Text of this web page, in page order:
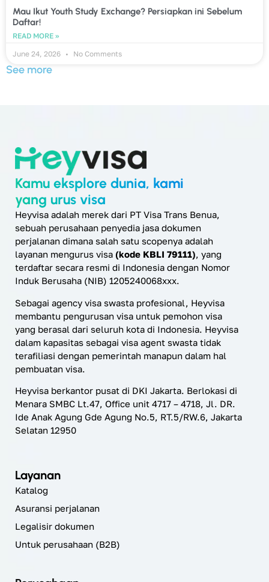
Mau Ikut Youth Study Exchange? Persiapkan ini Sebelum
Daftar!
READ MORE »
June 24, 2026
No Comments
See more
Kamu eksplore dunia, kami
yang urus visa
Heyvisa adalah merek dari PT Visa Trans Benua,
sebuah perusahaan penyedia jasa dokumen
perjalanan dimana salah satu scopenya adalah
layanan mengurus visa (kode KBLI 79111), yang
terdaftar secara resmi di Indonesia dengan Nomor
Induk Berusaha (NIB) 1205240068xxx.
Sebagai agency visa swasta profesional, Heyvisa
membantu pengurusan visa untuk pemohon visa
yang berasal dari seluruh kota di Indonesia. Heyvisa
dalam kapasitas sebagai visa agent swasta tidak
terafiliasi dengan pemerintah manapun dalam hal
pembuatan visa.
Heyvisa berkantor pusat di DKI Jakarta. Berlokasi di
Menara SMBC Lt.47, Office unit 4717 – 4718, Jl. DR.
Ide Anak Agung Gde Agung No.5, RT.5/RW.6, Jakarta
Selatan 12950
Layanan
Katalog
Asuransi perjalanan
Legalisir dokumen
Untuk perusahaan (B2B)